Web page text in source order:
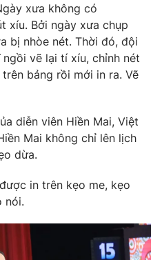
Shorts video
VTV Thể thao
Tấm lòng Việt
English
xưa không có
xíu. Bởi ngày xưa chụp
bị nhòe nét. Thời đó, đội
vẽ lại tí xíu, chỉnh nét
bảng rồi mới in ra. Vẽ
diễn viên Hiền Mai, Việt
Mai không chỉ lên lịch
dừa.
in trên kẹo me, kẹo
nói.